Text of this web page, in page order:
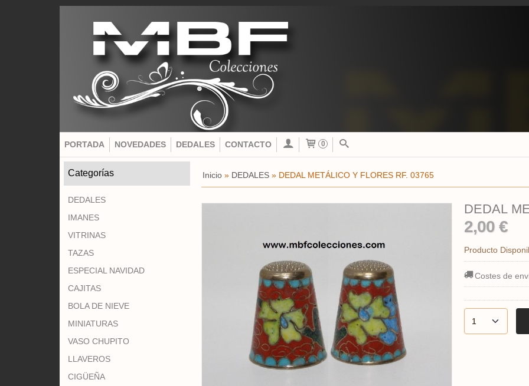
PORTADA NOVEDADES DEDALES CONTACTO 0
Categorías
DEDALES
IMANES
VITRINAS
TAZAS
ESPECIAL NAVIDAD
CAJITAS
BOLA DE NIEVE
MINIATURAS
VASO CHUPITO
LLAVEROS
CIGÜEÑA
Inicio» DEDALES» DEDAL METÁLICO Y FLORES RF. 03765
DEDAL
2,00 €
Producto
Costes de